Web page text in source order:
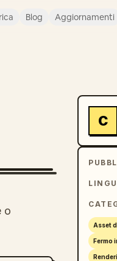
Blog Aggiornamenti
o
C
Asset
Fermo